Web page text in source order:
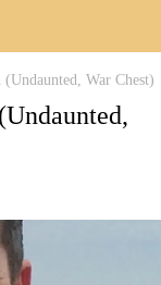
War Chest)